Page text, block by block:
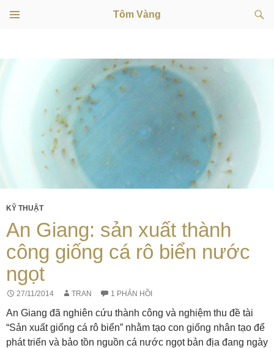
Tôm Vàng
kiếm
KỸ THUẬT
An Giang: sản xuất thành
công giống cá rô biển nước
ngọt
27/11/2014 TRAN 1 PHẢN HỒI
An Giang đã nghiên cứu thành công và nghiệm thu đề tài
“Sản xuất giống cá rô biển” nhằm tạo con giống nhân tạo để
phát triển và bảo tồn nguồn cá nước ngọt bản địa đang ngày